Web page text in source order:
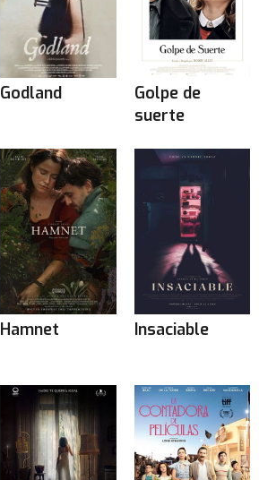
Godland
Golpe de
suerte
Hamnet Insaciable